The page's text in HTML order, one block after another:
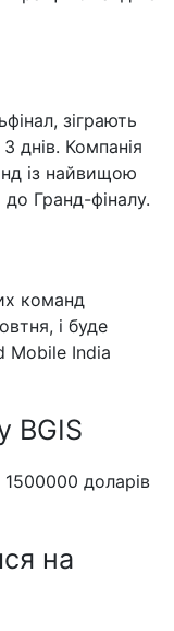
зіграють
днів. Компанія
із найвищою
Гранд-фіналу.
команд
і буде
Mobile India
BGIS
доларів
на